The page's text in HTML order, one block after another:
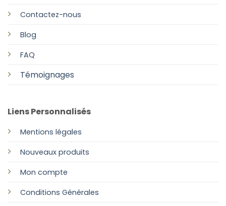
Contactez-nous
Blog
FAQ
Témoignages
Liens Personnalisés
Mentions légales
Nouveaux produits
Mon compte
Conditions Générales